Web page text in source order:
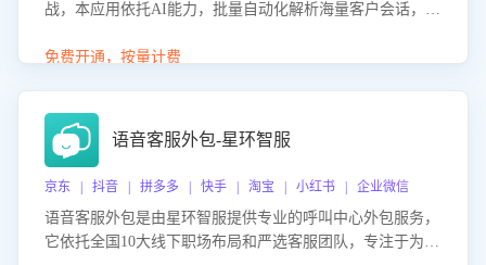
战，本应用依托AI能力，批量自动化解析海量客户会话，精
购买意向，深度洞察决策动因。同时全面评估客服团队政策
度、客服转化能力及销售业绩。
免费开通，按量计费
语音客服外包-星环智服
京东 | 抖音 | 拼多多 | 快手 | 淘宝 | 小红书 | 企业微信
语音客服外包是由星环智服提供专业的呼叫中心外包服务，
它依托全国10大线下职场布局和严选客服团队，专注于为企